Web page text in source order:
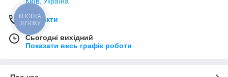
Контакти
Сьогодні вихідний
Показати весь графік роботи
КНОПКА
ЗВ'ЯЗКУ